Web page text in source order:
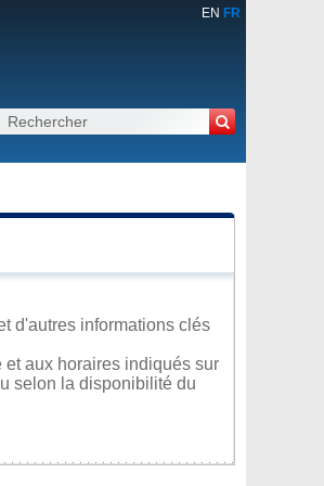
EN FR
d'autres informations clés
aux horaires indiqués sur
selon la disponibilité du